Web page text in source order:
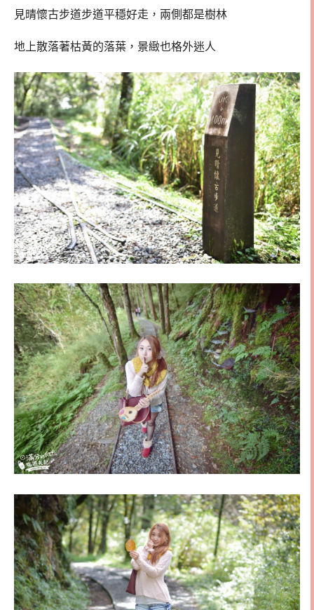
見晴懷古步道步道平穩好走，兩側都是樹林
地上散落著枯黃的落葉，景緻也格外迷人